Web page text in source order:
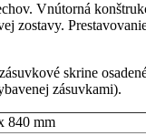
Vnútorná
zostavy.
skrine
zásuvkami).
840 mm